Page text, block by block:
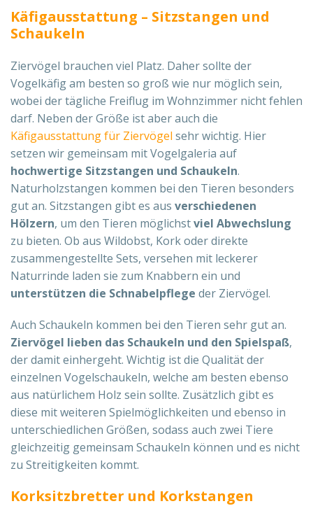
Käfigausstattung – Sitzstangen und
Schaukeln
Ziervögel brauchen viel Platz. Daher sollte der
Vogelkäfig am besten so groß wie nur möglich sein,
wobei der tägliche Freiflug im Wohnzimmer nicht fehlen
darf. Neben der Größe ist aber auch die
Käfigausstattung für Ziervögel sehr wichtig. Hier
setzen wir gemeinsam mit Vogelgaleria auf
hochwertige Sitzstangen und Schaukeln.
Naturholzstangen kommen bei den Tieren besonders
gut an. Sitzstangen gibt es aus verschiedenen
Hölzern, um den Tieren möglichstviel Abwechslung
zu bieten. Ob aus Wildobst, Kork oder direkte
zusammengestellte Sets, versehen mit leckerer
Naturrinde laden sie zum Knabbern ein und
unterstützen die Schnabelpflege der Ziervögel.
Auch Schaukeln kommen bei den Tieren sehr gut an.
Ziervögel lieben das Schaukeln und den Spielspaß,
der damit einhergeht. Wichtig ist die Qualität der
einzelnen Vogelschaukeln, welche am besten ebenso
aus natürlichem Holz sein sollte. Zusätzlich gibt es
diese mit weiteren Spielmöglichkeiten und ebenso in
unterschiedlichen Größen, sodass auch zwei Tiere
gleichzeitig gemeinsam Schaukeln können und es nicht
zu Streitigkeiten kommt.
Korksitzbretter und Korkstangen